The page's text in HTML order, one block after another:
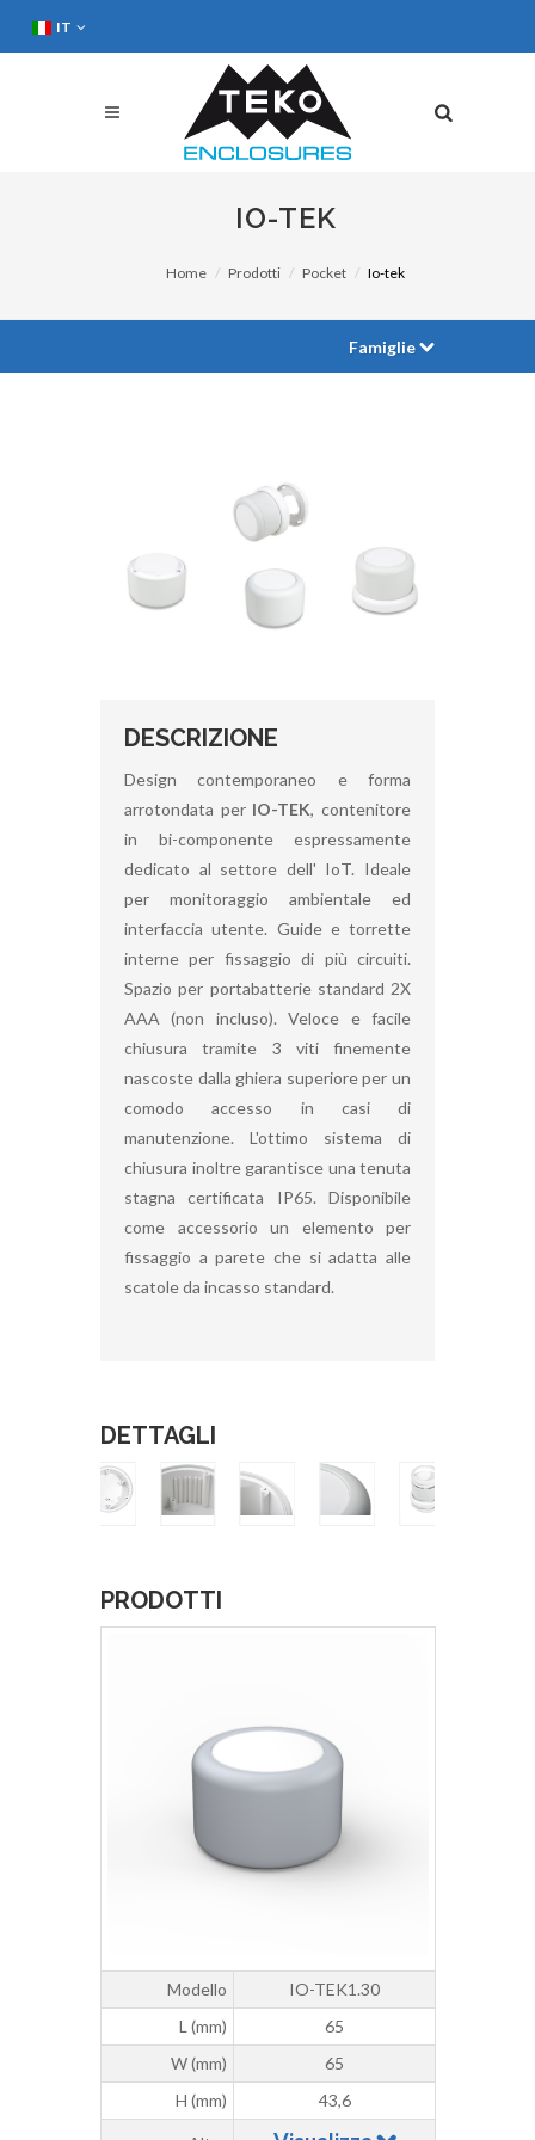
IT
IO-TEK
Home Prodotti Pocket Io-tek
Famiglie
DESCRIZIONE
Design contemporaneo e forma
arrotondata per IO-TEK, contenitore
in bi-componente espressamente
dedicato al settore dell' IoT. Ideale
per monitoraggio ambientale ed
interfaccia utente. Guide e torrette
interne per fissaggio di più circuiti.
Spazio per portabatterie standard 2X
AAA (non incluso). Veloce e facile
chiusura tramite 3 viti finemente
nascoste dalla ghiera superiore per un
comodo accesso in casi di
manutenzione. L'ottimo sistema di
chiusura inoltre garantisce una tenuta
stagna certificata IP65. Disponibile
come accessorio un elemento per
fissaggio a parete che si adatta alle
scatole da incasso standard.
DETTAGLI
PRODOTTI
Modello
IO-TEK1.30
L (mm)
65
W (mm)
65
H (mm)
43,6